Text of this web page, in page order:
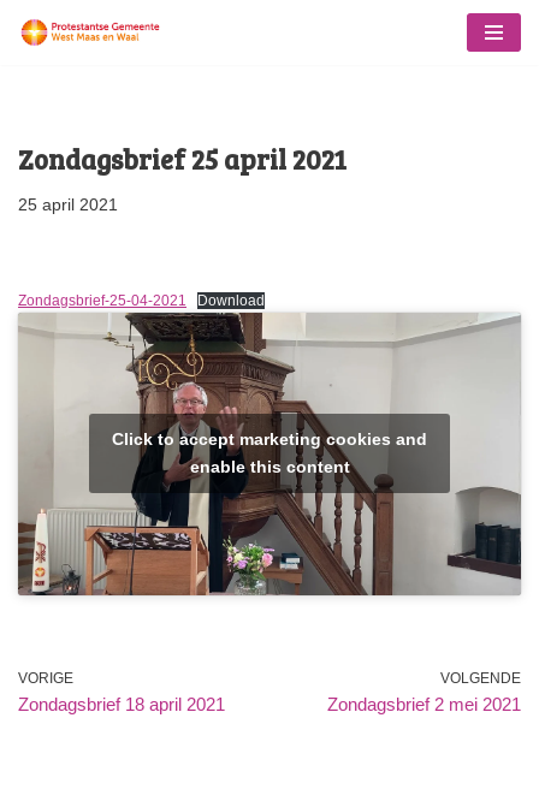
inhoud
Zondagsbrief 25 april 2021
25 april 2021
Zondagsbrief-25-04-2021 Download
Click to accept marketing cookies and
enable this content
VORIGE
Zondagsbrief 18 april 2021
VOLGENDE
Zondagsbrief 2 mei 2021